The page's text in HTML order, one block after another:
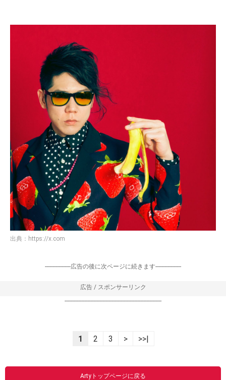
出典： https://x.com
-----------------広告の後に次ページに続きます-----------------
広告 / スポンサーリンク
----------------------------------------------------------------
1 2 3 > >>|
Artyトップページに戻る